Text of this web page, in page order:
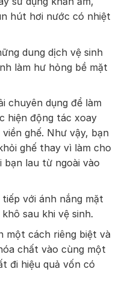
hút hơi nước có nhiệt
dung dịch vệ sinh
làm hư hỏng bề mặt
chuyên dụng để làm
hiện động tác xoay
ghế. Như vậy, bạn
ghế thay vì làm cho
bạn lau từ ngoài vào
với ánh nắng mặt
sau khi vệ sinh.
một cách riêng biệt và
chất vào cùng một
đi hiệu quả vốn có